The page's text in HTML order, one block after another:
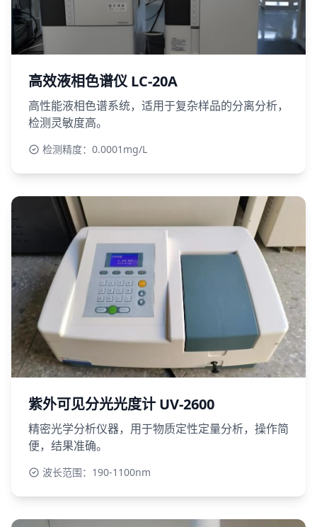
高效液相色谱仪 LC-20A
高性能液相色谱系统，适用于复杂样品的分离分析，
检测灵敏度高。
检测精度：0.0001mg/L
紫外可见分光光度计 UV-2600
精密光学分析仪器，用于物质定性定量分析，操作简
便，结果准确。
波长范围：190-1100nm